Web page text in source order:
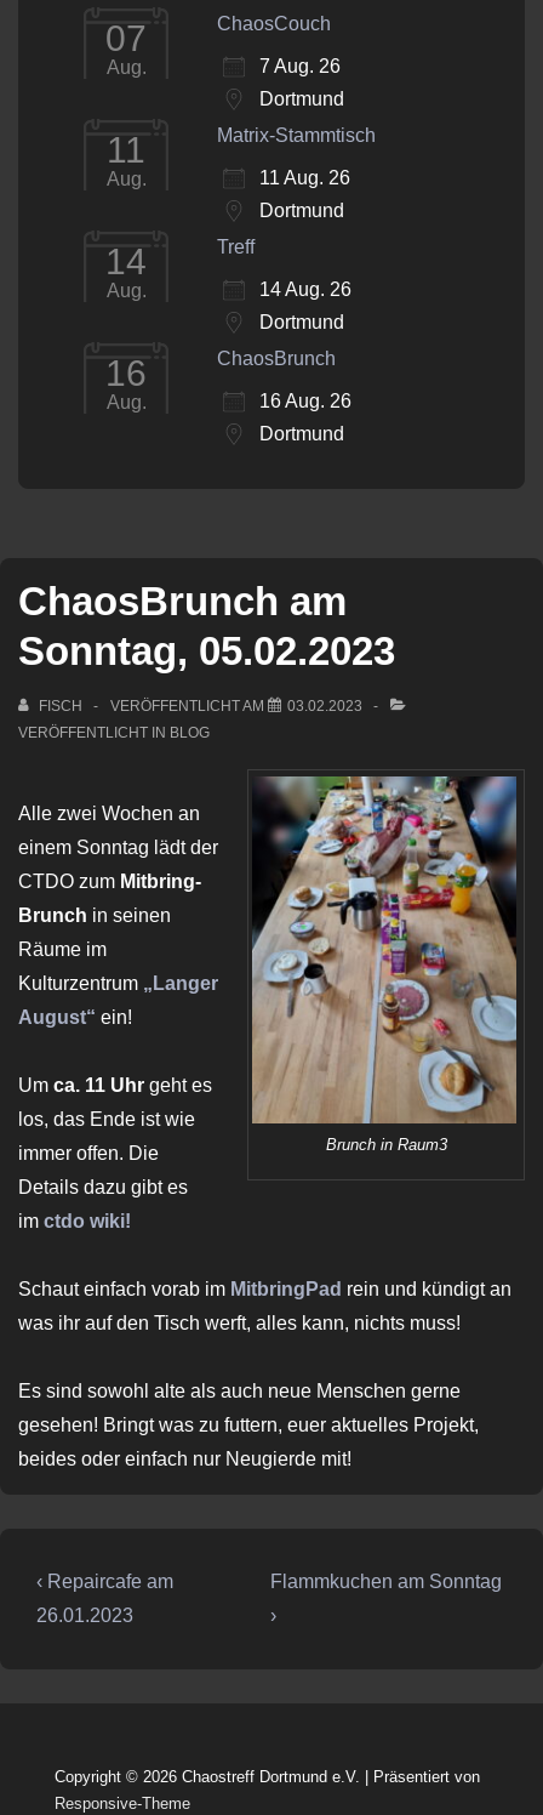
ChaosBrunch am
Sonntag, 05.02.2023
FISCH VERÖFFENTLICHT AM
03.02.2023
VERÖFFENTLICHT IN BLOG
Brunch in Raum3
Alle zwei Wochen an
einem Sonntag lädt der
CTDO zum Mitbring-
Brunch in seinen
Räume im
Kulturzentrum „Langer
August“ ein!
Um ca. 11 Uhr geht es
los, das Ende ist wie
immer offen. Die
Details dazu gibt es
im ctdo wiki!
Schaut einfach vorab im Mitbring Pad rein und kündigt an
was ihr auf den Tisch werft, alles kann, nichts muss!
Es sind sowohl alte als auch neue Menschen gerne
gesehen! Bringt was zu futtern, euer aktuelles Projekt,
beides oder einfach nur Neugierde mit!
Beitragsnavigation
Vorheriger
Beitrag
‹ Repaircafe am
26.01.2023
Nächster
Beitrag
Flammkuchen am Sonntag
›
07
Aug.
ChaosCouch
7 Aug. 26
Dortmund
11
Aug.
Matrix-Stammtisch
11 Aug. 26
Dortmund
14
Aug.
Treff
14 Aug. 26
Dortmund
16
Aug.
ChaosBrunch
16 Aug. 26
Dortmund
Copyright © 2026 Chaostreff Dortmund e.V.
| Präsentiert von
Responsive-Theme